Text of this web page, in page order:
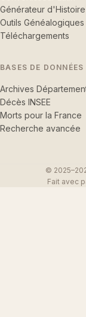
Générateur d'Histoire
Outils Généalogiques
Téléchargements
BASES DE DONNÉES
Archives
Décès INSEE
Morts pour la France
Recherche avancée
©
Fait avec